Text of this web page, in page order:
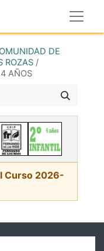
DE
ROZAS /
AÑOS
Curso 2026-